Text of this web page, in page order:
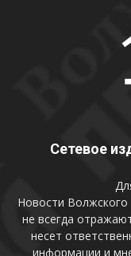
Сетевое
Новости Волжского
не всегда
несет
информации и